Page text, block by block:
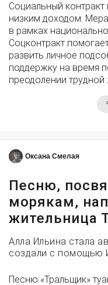
Социальный
низким доходом.
в рамках
Соцконтракт
развить личное
поддержку на время
преодолении
Оксана Смелая
Песню,
морякам,
жительница
Алла Ильина стала
создали с помощью
Песню «Тральщик»